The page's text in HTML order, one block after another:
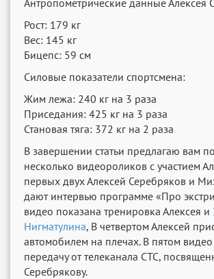
Антропометрические данные Алексея
Рост: 179 кг
Вес: 145 кг
Бицепс: 59 см
Силовые показатели спортсмена:
Жим лежа: 240 кг на 3 раза
Приседания: 425 кг на 3 раза
Становая тяга: 372 кг на 2 раза
В завершении статьи предлагаю вам
несколько видеороликов с участием
первых двух Алексей Серебряков и
дают интервью программе «Про
видео показана тренировка Алексея и
Нигматулина, В четвертом Алексей
автомобилем на плечах. В пятом
передачу от телеканала СТС,
Серебрякову.